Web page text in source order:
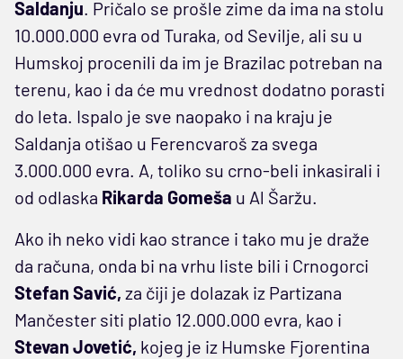
Saldanju. Pričalo se prošle zime da ima na stolu
10.000.000 evra od Turaka, od Sevilje, ali su u
Humskoj procenili da im je Brazilac potreban na
terenu, kao i da će mu vrednost dodatno porasti
do leta. Ispalo je sve naopako i na kraju je
Saldanja otišao u Ferencvaroš za svega
3.000.000 evra. A, toliko su crno-beli inkasirali i
od odlaska Rikarda Gomeša u Al Šaržu.
Ako ih neko vidi kao strance i tako mu je draže
da računa, onda bi na vrhu liste bili i Crnogorci
Stefan Savić, za čiji je dolazak iz Partizana
Mančester siti platio 12.000.000 evra, kao i
Stevan Jovetić, kojeg je iz Humske Fjorentina